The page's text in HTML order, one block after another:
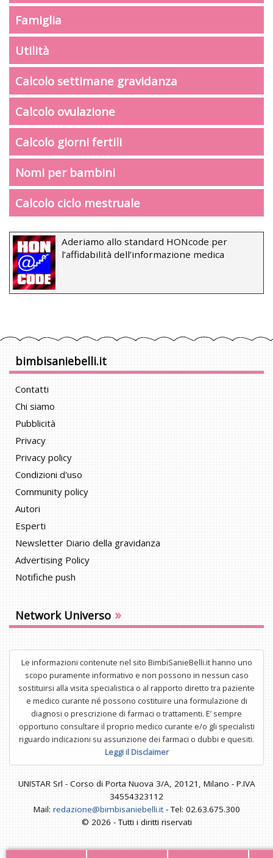
Famiglia
Utilità
Calcolo settimane gravidanza
Calcolo ovulazione
Calcolo giorni fertili
Nomi per bambini
Calcolo ciclo mestruale
Aderiamo allo standard HONcode per
l’affidabilità dell’informazione medica
bimbisaniebelli.it
Contatti
Chi siamo
Pubblicità
Privacy
Privacy policy
Condizioni d'uso
Community policy
Autori
Esperti
Newsletter Diario della gravidanza
Advertising Policy
Notifiche push
Network Universo »
Le informazioni contenute nel sito BimbiSanieBelli.it hanno uno
scopo puramente informativo e non possono in nessun caso
sostituirsi alla visita specialistica o al rapporto diretto tra paziente
e medico curante né possono costituire una formulazione di
diagnosi o prescrizione di farmaci o trattamenti. E’ sempre
opportuno consultare il proprio medico curante e/o gli specialisti
riguardo indicazioni su assunzione dei farmaci o dubbi e quesiti.
Leggi il Disclaimer
UNISTAR Srl - Corso di Porta Nuova 3/A, 20121, Milano - P.IVA
34554323112
Mail: redazione@bimbisaniebelli.it- Tel: 02.63.675.300
© 2026 - Tutti i diritti riservati